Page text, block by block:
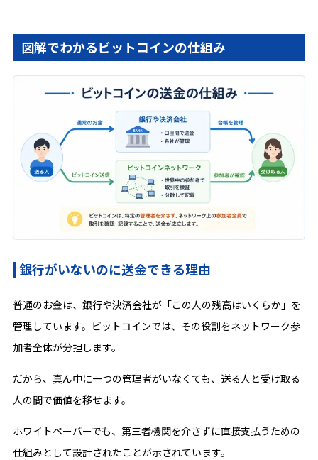
図解でわかるビットコインの仕組み
銀行がいないのに送金できる理由
普通のお金は、銀行や決済会社が「この人の残高はいくらか」を
管理しています。ビットコインでは、その役割をネットワーク参
加者全体が分担します。
だから、真ん中に一つの管理者がいなくても、送る人と受け取る
人の間で価値を移せます。
ホワイトペーパーでも、第三者機関を介さずに直接支払うための
仕組みとして設計されたことが示されています。